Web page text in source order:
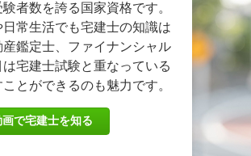
者数を誇る国家資格です。
常生活でも宅建士の知識は
鑑定士、ファイナンシャル
宅建士試験と重なっている
とができるのも魅力です。
画で宅建士を知る